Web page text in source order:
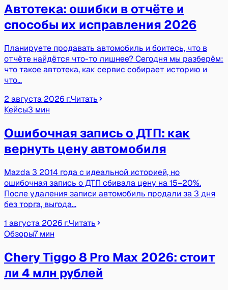
Автотека: ошибки в отчёте и
способы их исправления 2026
Планируете продавать автомобиль и боитесь, что в
отчёте найдётся что-то лишнее? Сегодня мы разберём:
что такое автотека, как сервис собирает историю и
что…
2 августа 2026 г.Читать
Кейсы3 мин
Ошибочная запись о ДТП: как
вернуть цену автомобиля
Mazda 3 2014 года с идеальной историей, но
ошибочная запись о ДТП сбивала цену на 15–20%.
После удаления записи автомобиль продали за 3 дня
без торга, выгода…
1 августа 2026 г.Читать
Обзоры7 мин
Chery Tiggo 8 Pro Max 2026: стоит
ли 4 млн рублей